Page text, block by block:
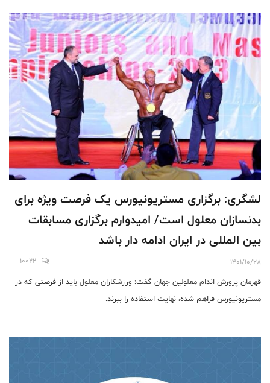
لشگری: برگزاری مستریونیورس یک فرصت ویژه برای
بدنسازان معلول است/ امیدوارم برگزاری مسابقات
بین المللی در ایران ادامه دار باشد
1401/10/28
10022
قهرمان پرورش اندام معلولین جهان گفت: ورزشکاران معلول باید از فرصتی که در
مستریونیورس فراهم شده، نهایت استفاده را ببرند.